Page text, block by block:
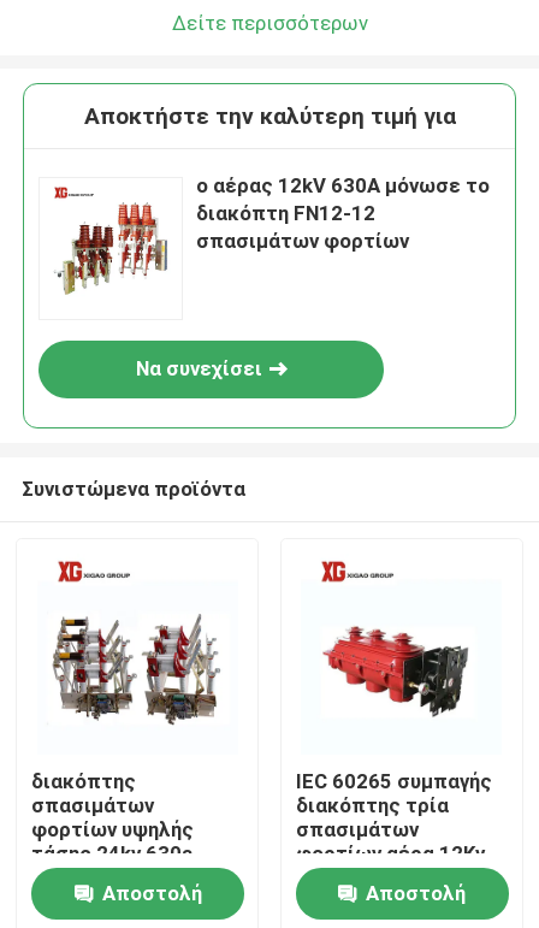
Σπίτι
Προϊόντα
Περίπου εμείς
Δείτε περισσότερων
Αποκτήστε την καλύτερη τιμή για
ο αέρας 12kV 630A μόνωσε το
διακόπτη FN12-12
σπασιμάτων φορτίων
Να συνεχίσει
Συνιστώμενα προϊόντα
διακόπτης
σπασιμάτων
φορτίων υψηλής
τάσης 24kv 630a
ελαφρύς
Αποστολή
IEC 60265 συμπαγής
διακόπτης τρία
σπασιμάτων
φορτίων αέρα 12Kv
επαφείς
Αποστολή